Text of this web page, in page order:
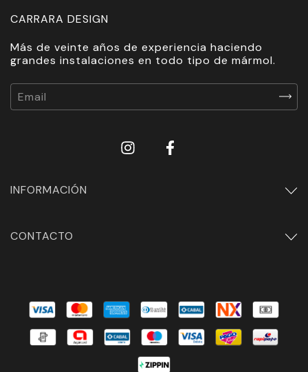
Más de veinte años de experiencia haciendo
grandes instalaciones en todo tipo de mármol.
INFORMACIÓN
CONTACTO
CARRARA DESIGN